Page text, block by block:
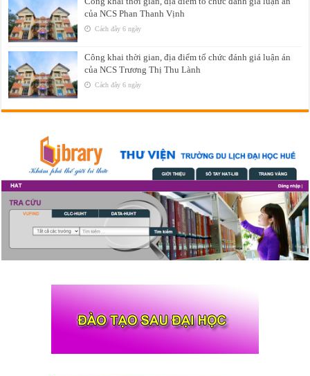
của NCS Phan Thanh Vịnh
Cách đây 6 ngày
Công khai thời gian, địa điểm tổ chức đánh giá luận án
của NCS Trương Thị Thu Lành
Cách đây 6 ngày